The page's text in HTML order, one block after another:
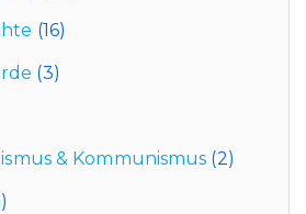
(16)
(3)
& Kommunismus (2)